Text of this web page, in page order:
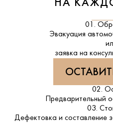
НА
01.
Эвакуация
заявка на
02.
Предварительный
03.
Дефектовка и составление